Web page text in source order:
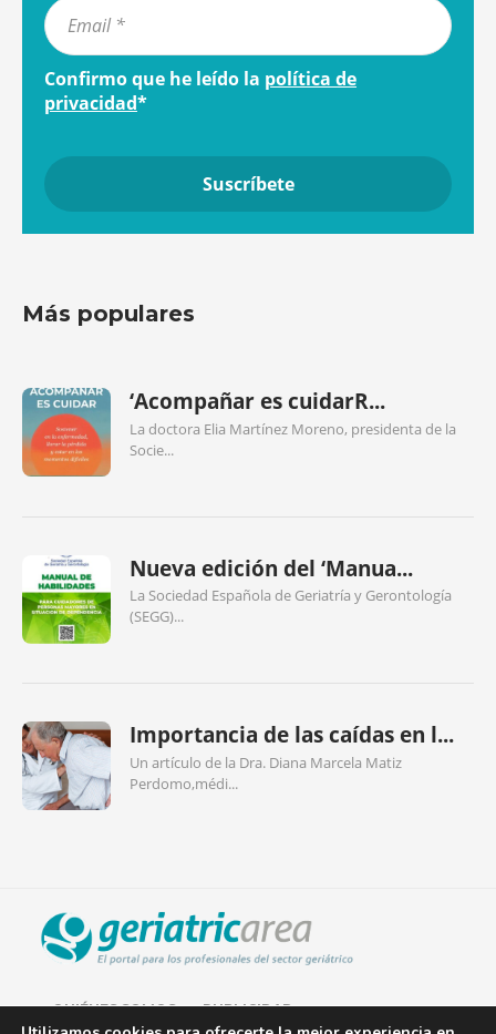
Confirmo que he leído la política de
privacidad*
Más populares
‘Acompañar es cuidarR...
La doctora Elia Martínez Moreno, presidenta de la
Socie...
Nueva edición del ‘Manua...
La Sociedad Española de Geriatría y Gerontología
(SEGG)...
Importancia de las caídas en l...
Un artículo de la Dra. Diana Marcela Matiz
Perdomo,médi...
QUIÉNES SOMOS PUBLICIDAD